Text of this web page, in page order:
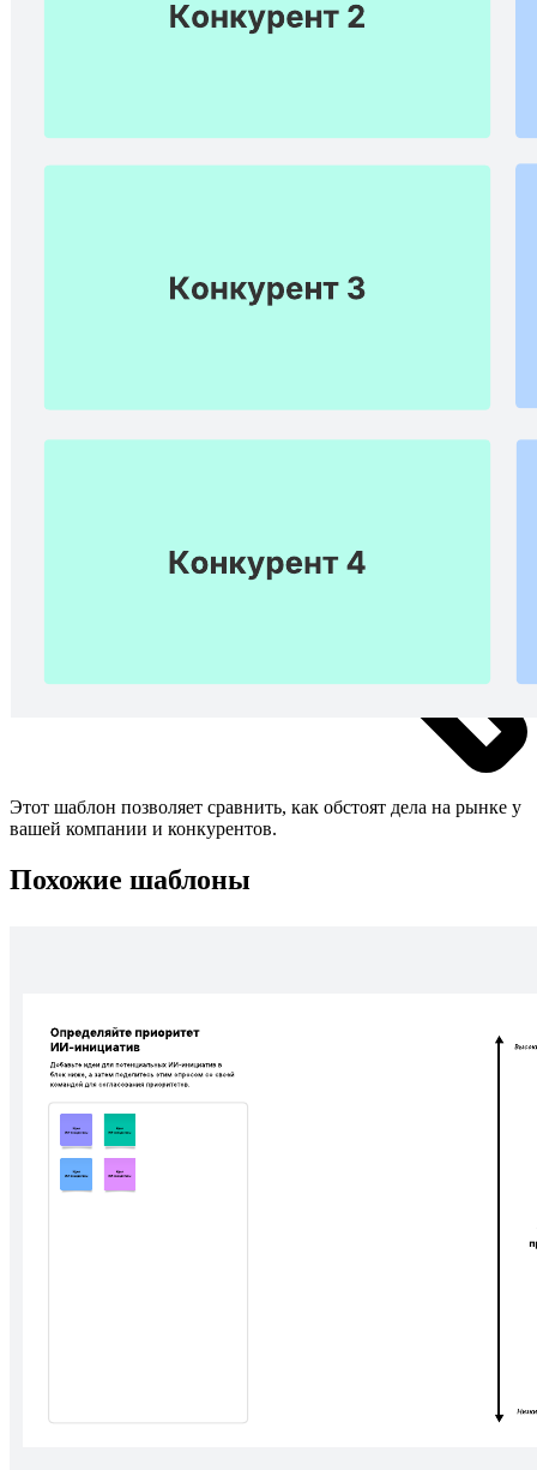
Этот шаблон позволяет сравнить, как обстоят дела на рынке у
вашей компании и конкурентов.
Похожие шаблоны